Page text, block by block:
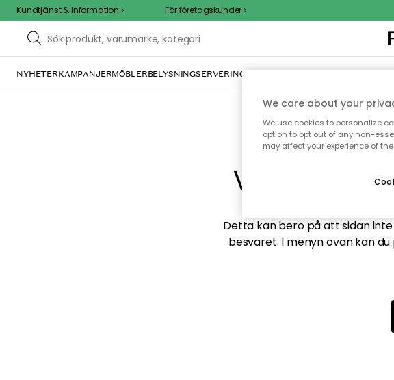
Kundtjänst & Information För företagskunder
NYHETERKAMPANJERMÖBLERBELYSNINGSERVERING INREDNINGTEXTIL & MATTOR
Vi hittar
Detta kan bero på att sidan
besväret. I menyn ovan kan
We care about your
We use cookies to personalize
option to opt out of any non-
may affect your experience of